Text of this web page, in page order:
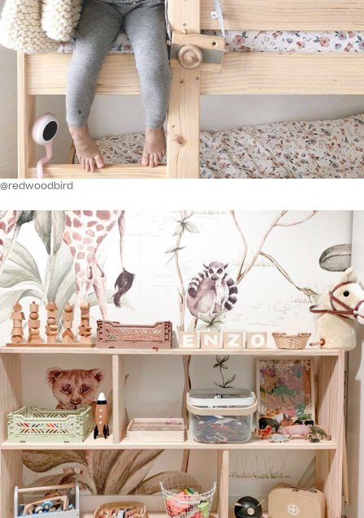
@redwoodbird